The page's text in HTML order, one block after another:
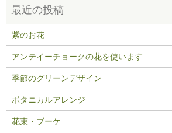
紫のお花
アンテイーチョークの花を使います
季節のグリーンデザイン
ボタニカルアレンジ
花束・ブーケ